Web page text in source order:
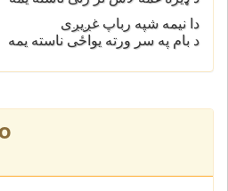
دا نیمه شپه رباپ غږیږی
د بام په سر ورته یواځی ناسته یمه